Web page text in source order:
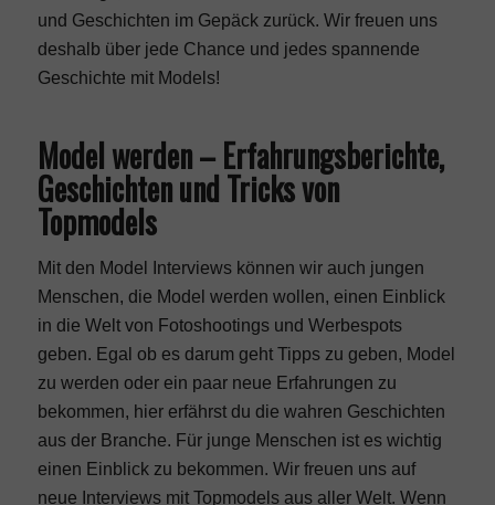
und Geschichten im Gepäck zurück. Wir freuen uns
deshalb über jede Chance und jedes spannende
Geschichte mit Models!
Model werden – Erfahrungsberichte,
Geschichten und Tricks von
Topmodels
Mit den Model Interviews können wir auch jungen
Menschen, die Model werden wollen, einen Einblick
in die Welt von Fotoshootings und Werbespots
geben. Egal ob es darum geht Tipps zu geben, Model
zu werden oder ein paar neue Erfahrungen zu
bekommen, hier erfährst du die wahren Geschichten
aus der Branche. Für junge Menschen ist es wichtig
einen Einblick zu bekommen. Wir freuen uns auf
neue Interviews mit Topmodels aus aller Welt. Wenn